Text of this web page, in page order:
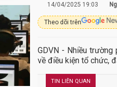
14/04/2025 19:03
Theo dõi trên
GDVN - Nhiều
về điều kiện tổ chức,
TIN LIÊN QUAN